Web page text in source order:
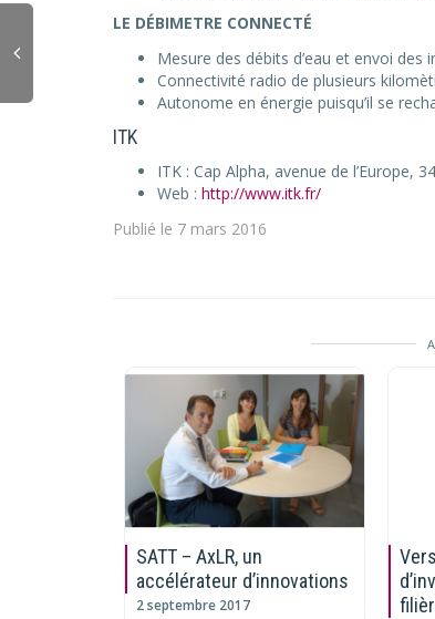
LE DÉBIMETRE CONNECTÉ
Mesure des débits d’eau et envoi
Connectivité radio de plusieurs
Autonome en énergie puisqu’il se
ITK
ITK : Cap Alpha, avenue de l’Europe,
Web : http://www.itk.fr/
Publié le 7 mars 2016
SATT – AxLR, un
accélérateur d’innovations
2 septembre 2017